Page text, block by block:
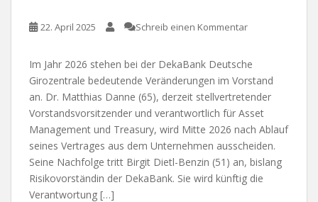
22. April 2025 Schreib einen Kommentar
Im Jahr 2026 stehen bei der DekaBank Deutsche
Girozentrale bedeutende Veränderungen im Vorstand
an. Dr. Matthias Danne (65), derzeit stellvertretender
Vorstandsvorsitzender und verantwortlich für Asset
Management und Treasury, wird Mitte 2026 nach Ablauf
seines Vertrages aus dem Unternehmen ausscheiden.
Seine Nachfolge tritt Birgit Dietl-Benzin (51) an, bislang
Risikovorständin der DekaBank. Sie wird künftig die
Verantwortung […]